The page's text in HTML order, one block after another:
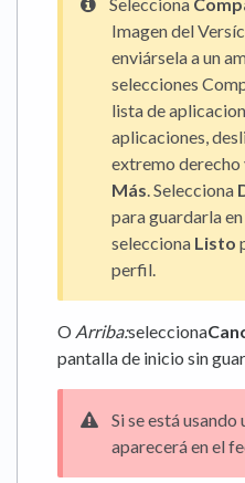
Imagen del
enviársela a un
selecciones
lista de
aplicaciones,
extremo derecho
Más. Selecciona
para guardarla
selecciona Listo
perfil.
O Arriba:selecciona
pantalla de inicio sin
Si se está usando
aparecerá en el